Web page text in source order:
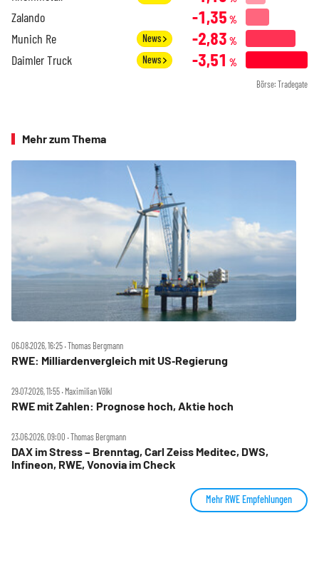
Zalando -1,35 %
Munich Re News -2,83 %
Daimler Truck News -3,51 %
Börse: Tradegate
Mehr zum Thema
06.08.2026, 16:25 ‧ Thomas Bergmann
RWE: Milliardenvergleich mit US‑Regierung
29.07.2026, 11:55 ‧ Maximilian Völkl
RWE mit Zahlen: Prognose hoch, Aktie hoch
23.06.2026, 09:00 ‧ Thomas Bergmann
DAX im Stress – Brenntag, Carl Zeiss Meditec, DWS,
Infineon, RWE, Vonovia im Check
Mehr RWE Empfehlungen